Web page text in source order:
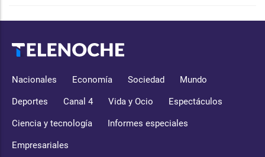
Nacionales Economía Sociedad Mundo
Deportes Canal 4 Vida y Ocio Espectáculos
Ciencia y tecnología Informes especiales
Empresariales